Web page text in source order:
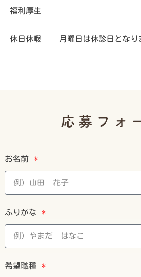
福利厚生
休日休暇 月曜日は休診日となり
お名前
ふりがな
希望職種